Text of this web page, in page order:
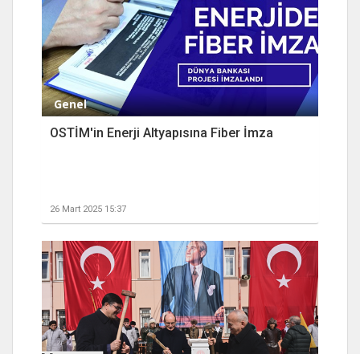
Genel
OSTİM'in Enerji Altyapısına Fiber İmza
26 Mart 2025 15:37